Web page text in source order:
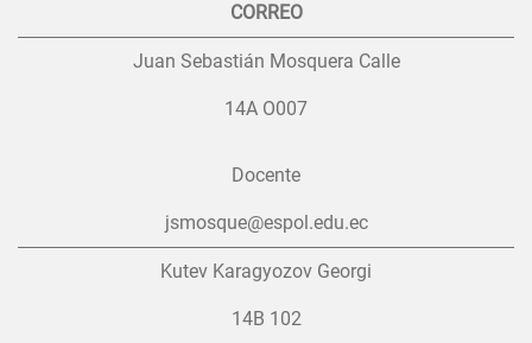
CORREO
Juan Sebastián Mosquera Calle
14A O007
Docente
jsmosque@espol.edu.ec
Kutev Karagyozov Georgi
14B 102